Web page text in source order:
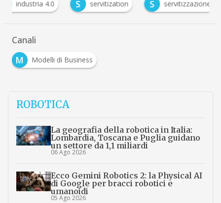
industria 4.0 S servitization S servitizzazione
Canali
M
Modelli di Business
ROBOTICA
La geografia della robotica in Italia:
Lombardia, Toscana e Puglia guidano
un settore da 1,1 miliardi
06 Ago 2026
Ecco Gemini Robotics 2: la Physical AI
di Google per bracci robotici e
umanoidi
05 Ago 2026